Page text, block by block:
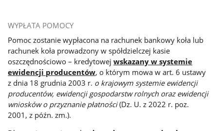
WYPŁATA POMOCY
Pomoc zostanie wypłacona na rachunek bankowy koła lub
rachunek koła prowadzony w spółdzielczej kasie
oszczędnościowo – kredytowejwskazany w systemie
ewidencji producentów, o którym mowa w art. 6 ustawy
z dnia 18 grudnia 2003 r. o krajowym systemie ewidencji
producentów, ewidencji gospodarstw rolnych oraz ewidencji
wniosków o przyznanie płatności(Dz. U. z 2022 r. poz.
2001, z późn. zm.).